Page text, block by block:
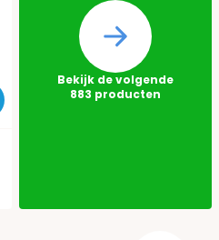
Bekijk de volgende
883 producten